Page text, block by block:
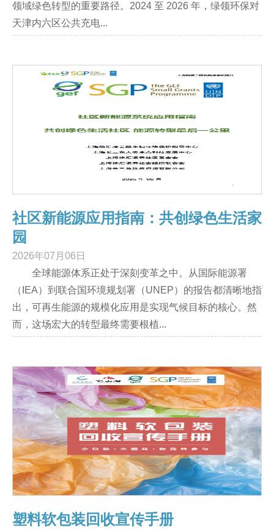
领域绿色转型的重要路径。2024 至 2026 年，绿领环保对
天津内六区公共充电...
社区新能源应用指南：共创绿色生活家
园
2026年07月06日
全球能源体系正处于深刻变革之中。从国际能源署
（IEA）到联合国环境规划署（UNEP）的报告都清晰地指
出，可再生能源的规模化应用是实现气候目标的核心。然
而，这场宏大的转型最终需要根植...
塑料软包装回收宣传手册